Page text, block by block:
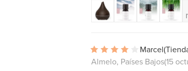
Marcel
Almelo, Países Bajos(15